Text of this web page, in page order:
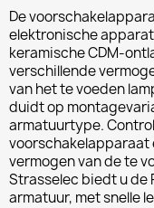
De
elektronische
keramische CDM-
verschillende
van het te voeden
duidt op
armatuurtype.
voorschakelapparaat
vermogen van de te
Strasselec biedt u
armatuur, met snelle